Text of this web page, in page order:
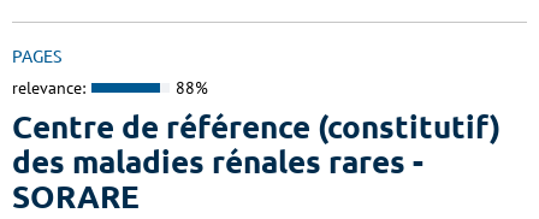
PAGES
relevance: 88%
Centre de référence (constitutif)
des maladies rénales rares -
SORARE